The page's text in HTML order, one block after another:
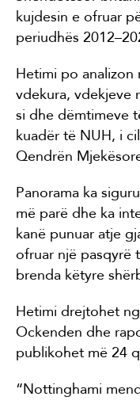
kujdesin e ofruar
periudhës
Hetimi po
vdekura, vdekjeve
si dhe dëmtimeve
kuadër të NUH, i
Qendrën
Panorama ka
më parë dhe ka
kanë punuar atje
ofruar një pasqyrë
brenda këtyre
Hetimi drejtohet
Ockenden dhe
publikohet më 24
“Nottinghami